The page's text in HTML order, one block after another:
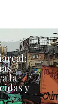
la
y